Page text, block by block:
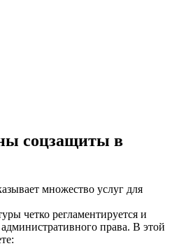
соцзащиты в
множество услуг для
четко регламентируется и
права. В этой